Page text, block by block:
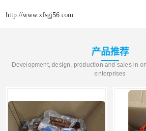
http://www.xfsgj56.com
产品推荐
Development, design, production and sales in
enterprises